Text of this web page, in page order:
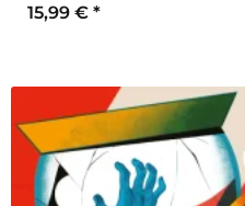
15,99 € *